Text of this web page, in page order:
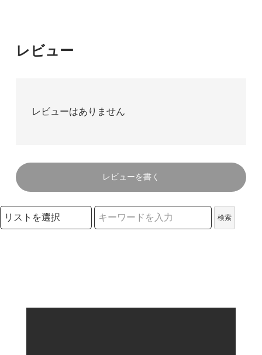
レビュー
レビューはありません
レビューを書く
検索リストの選択
検索